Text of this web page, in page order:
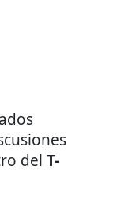
del T-